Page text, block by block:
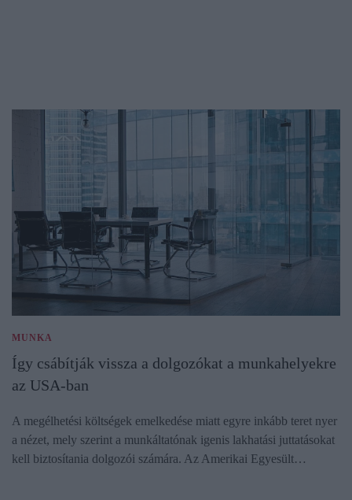
MUNKA
Így csábítják vissza a dolgozókat a munkahelyekre
az USA-ban
A megélhetési költségek emelkedése miatt egyre inkább teret nyer
a nézet, mely szerint a munkáltatónak igenis lakhatási juttatásokat
kell biztosítania dolgozói számára. Az Amerikai Egyesült…